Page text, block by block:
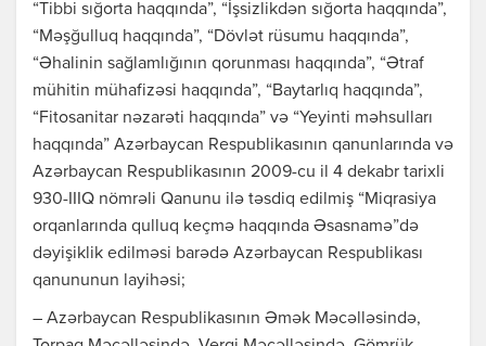
“Tibbi sığorta haqqında”, “İşsizlikdən sığorta haqqında”,
“Məşğulluq haqqında”, “Dövlət rüsumu haqqında”,
“Əhalinin sağlamlığının qorunması haqqında”, “Ətraf
mühitin mühafizəsi haqqında”, “Baytarlıq haqqında”,
“Fitosanitar nəzarəti haqqında” və “Yeyinti məhsulları
haqqında” Azərbaycan Respublikasının qanunlarında və
Azərbaycan Respublikasının 2009-cu il 4 dekabr tarixli
930-IIIQ nömrəli Qanunu ilə təsdiq edilmiş “Miqrasiya
orqanlarında qulluq keçmə haqqında Əsasnamə”də
dəyişiklik edilməsi barədə Azərbaycan Respublikası
qanununun layihəsi;
– Azərbaycan Respublikasının Əmək Məcəlləsində,